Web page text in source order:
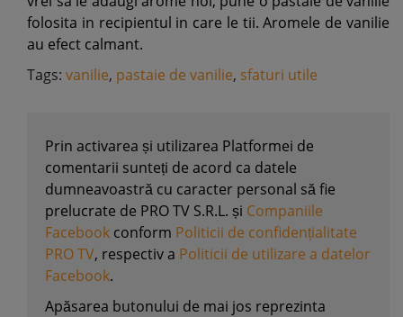
folosita in recipientul in care le tii. Aromele de vanilie
au efect calmant.
Tags: vanilie, pastaie de vanilie, sfaturi utile
Prin activarea și utilizarea Platformei de
comentarii sunteți de acord ca datele
dumneavoastră cu caracter personal să fie
prelucrate de PRO TV S.R.L. și Companiile
Facebook conform Politicii de confidențialitate
PRO TV, respectiv a Politicii de utilizare a datelor
Facebook.
Apăsarea butonului de mai jos reprezinta